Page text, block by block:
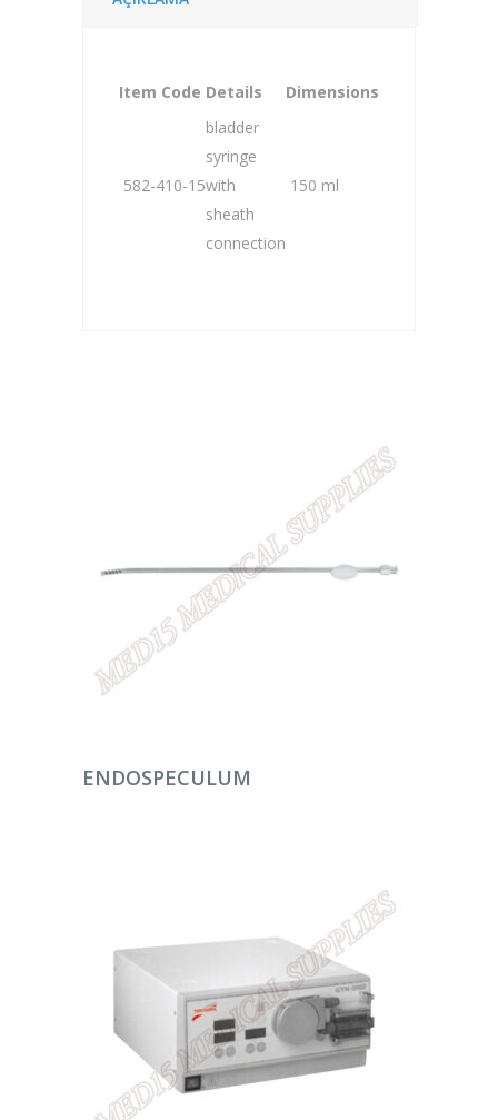
Item Code Details Dimensions
582-410-15
bladder
syringe
with
sheath
connection
150 ml
DEVAMINI OKU
ENDOSPECULUM